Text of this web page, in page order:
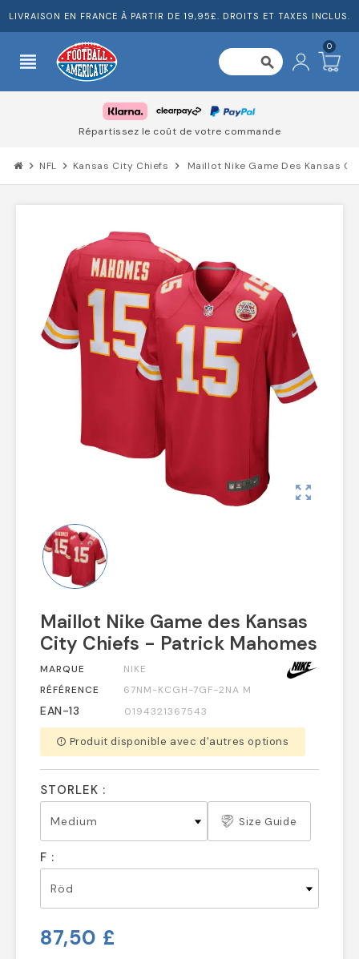
LIVRAISON EN FRANCE À PARTIR DE 19,95£. DROITS ET TAXES INCLUS.
view_headline search
0
Répartissez le coût de votre commande
chevron_right NFL chevron_right Kansas City Chiefs chevron_right Maillot Nike Game Des Kansas
zoom_out_map
Maillot Nike Game des Kansas
City Chiefs - Patrick Mahomes
MARQUE
NIKE
RÉFÉRENCE
67NM-KCGH-7GF-2NA M
EAN-13 0194321367543
error_outline Produit disponible avec d'autres options
STORLEK :
Size Guide
F :
87,50 £